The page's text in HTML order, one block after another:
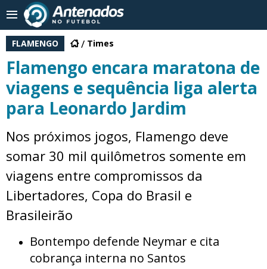
FLAMENGO Times
Flamengo encara maratona de
viagens e sequência liga alerta
para Leonardo Jardim
Nos próximos jogos, Flamengo deve
somar 30 mil quilômetros somente em
viagens entre compromissos da
Libertadores, Copa do Brasil e
Brasileirão
Bontempo defende Neymar e cita
cobrança interna no Santos